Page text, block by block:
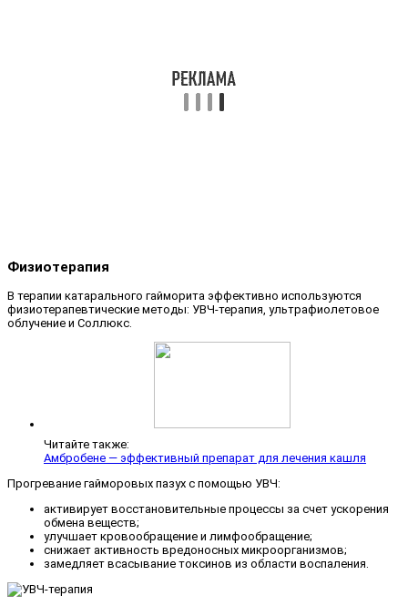
Физиотерапия
В терапии катарального гайморита эффективно используются
физиотерапевтические методы: УВЧ-терапия, ультрафиолетовое
облучение и Соллюкс.
Читайте также:
Амбробене — эффективный препарат для лечения кашля
Прогревание гайморовых пазух с помощью УВЧ:
активирует восстановительные процессы за счет ускорения
обмена веществ;
улучшает кровообращение и лимфообращение;
снижает активность вредоносных микроорганизмов;
замедляет всасывание токсинов из области воспаления.